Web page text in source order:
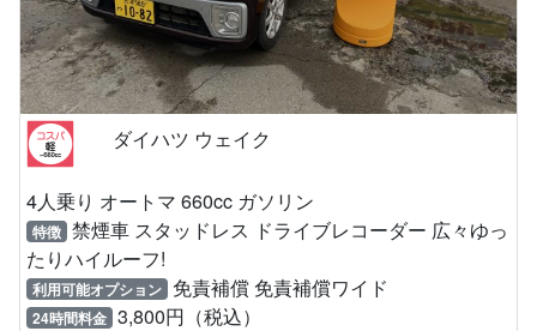
ダイハツ ウェイク
4人乗り オートマ 660cc ガソリン
特徴 禁煙車 スタッドレス ドライブレコーダー 広々ゆっ
たりハイルーフ!
利用可能オプション 免責補償 免責補償ワイド
24時間料金 3,800円（税込）